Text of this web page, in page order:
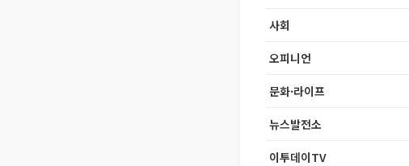
사회
오피니언
문화·라이프
뉴스발전소
이투데이TV